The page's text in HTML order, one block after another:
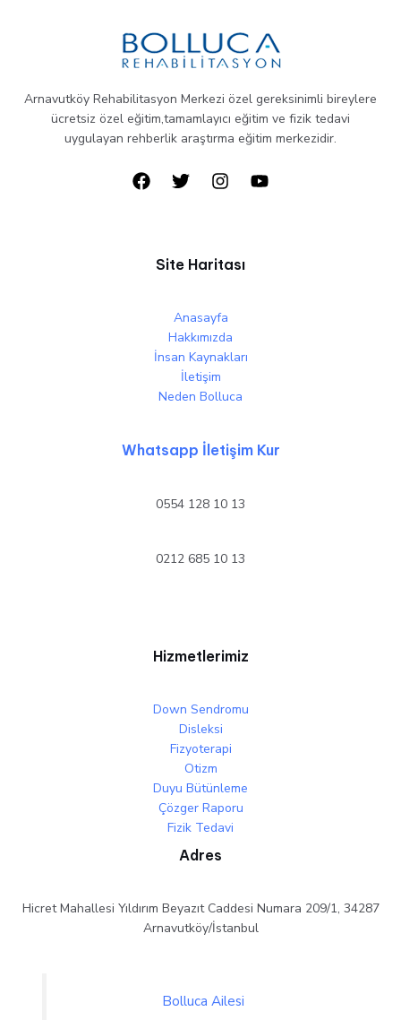
Arnavutköy Rehabilitasyon Merkezi özel gereksinimli bireylere
ücretsiz özel eğitim,tamamlayıcı eğitim ve fizik tedavi
uygulayan rehberlik araştırma eğitim merkezidir.
Site Haritası
Anasayfa
Hakkımızda
İnsan Kaynakları
İletişim
Neden Bolluca
Whatsapp İletişim Kur
0554 128 10 13
0212 685 10 13
Hizmetlerimiz
Down Sendromu
Disleksi
Fizyoterapi
Otizm
Duyu Bütünleme
Çözger Raporu
Fizik Tedavi
Adres
Hicret Mahallesi Yıldırım Beyazıt Caddesi Numara 209/1, 34287
Arnavutköy/İstanbul
Bolluca Ailesi